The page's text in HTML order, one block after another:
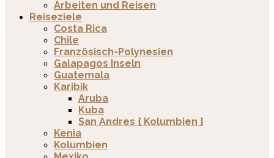
Arbeiten und Reisen
Reiseziele
Costa Rica
Chile
Französisch-Polynesien
Galapagos Inseln
Guatemala
Karibik
Aruba
Kuba
San Andres { Kolumbien }
Kenia
Kolumbien